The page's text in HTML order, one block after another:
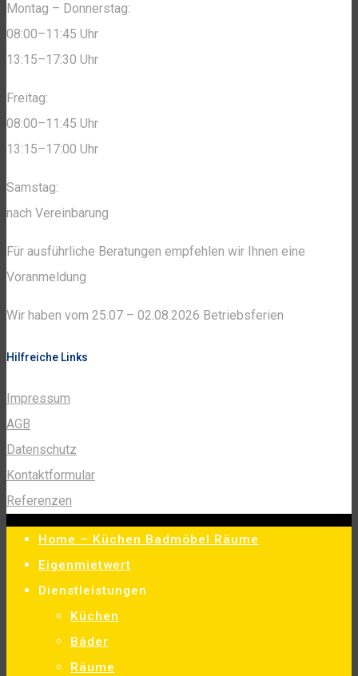
Montag – Donnerstag:
08:00–11:45 Uhr
13:15–17:30 Uhr
Freitag:
08:00–11:45 Uhr
13:15–17:00 Uhr
Samstag:
nach Vereinbarung
Für ausführliche Beratungen empfehlen wir Ihnen eine
Voranmeldung
Wir haben vom 25.07 – 02.08.2026 Betriebsferien
Hilfreiche Links
Impressum
AGB
Datenschutz
Kontaktformular
Referenzen
Home – Küchen Badmöbel Räume
Eigenmietwert
Dienstleistungen
Küchen
Bäder
Räume